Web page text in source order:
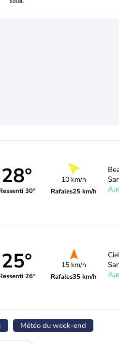
28°
30°
10 km/h
Rafales25 km/h
25°
26°
15 km/h
Rafales35 km/h
Météo du week-end